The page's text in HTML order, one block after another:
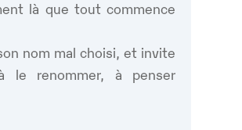
là que tout commence
nom mal choisi, et invite
le renommer, à penser